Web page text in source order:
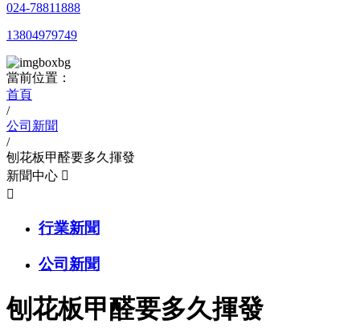
024-78811888
13804979749
當前位置：
首頁
/
公司新聞
/
刨花板甲醛要多久揮發
新聞中心 

行業新聞
公司新聞
刨花板甲醛要多久揮發